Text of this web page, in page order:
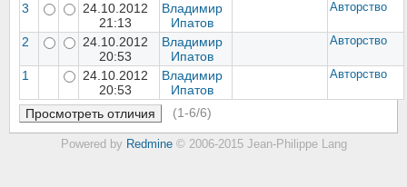
3
24.10.2012
21:13
Владимир
Ипатов
Авторство
2
24.10.2012
20:53
Владимир
Ипатов
Авторство
1
24.10.2012
20:53
Владимир
Ипатов
Авторство
(1-6/6)
Powered by Redmine© 2006-2015 Jean-Philippe Lang